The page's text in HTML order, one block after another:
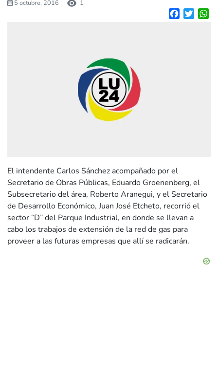
5 octubre, 2016 1
Facebook
El intendente Carlos Sánchez acompañado por el
Secretario de Obras Públicas, Eduardo Groenenberg, el
Subsecretario del área, Roberto Aranegui, y el Secretario
de Desarrollo Económico, Juan José Etcheto, recorrió el
sector “D” del Parque Industrial, en donde se llevan a
cabo los trabajos de extensión de la red de gas para
proveer a las futuras empresas que allí se radicarán.